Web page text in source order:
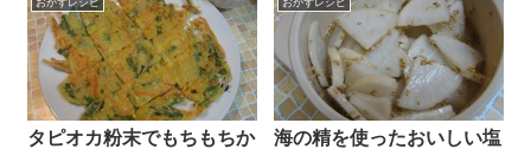
立ち、鮭でオートミールフライ
を作ってみました...
で超おススメです～♪ 今日は缶詰
を使ったので本当...
おかずレシピ
タピオカ粉末でもちもちか
おかずレシピ
海の精を使ったおいしい塩